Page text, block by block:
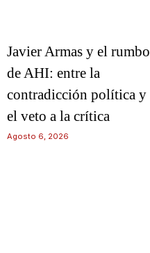
Javier Armas y el rumbo
de AHI: entre la
contradicción política y
el veto a la crítica
Agosto 6, 2026